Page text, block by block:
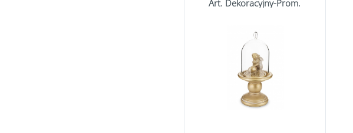
Art. Dekoracyjny-Prom.